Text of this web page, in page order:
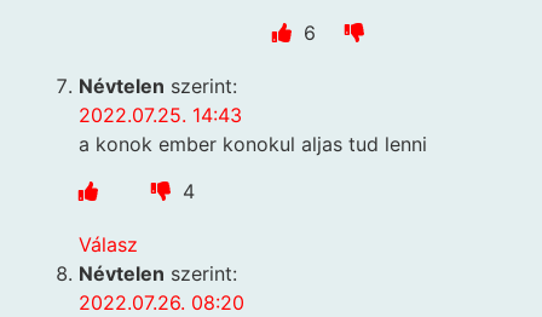
6
Névtelen szerint:
2022.07.25. 14:43
a konok ember konokul aljas tud lenni
4
Válasz
Névtelen szerint:
2022.07.26. 08:20